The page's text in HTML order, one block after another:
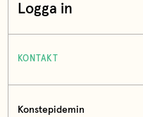
Logga in
KONTAKT
Konstepidemin